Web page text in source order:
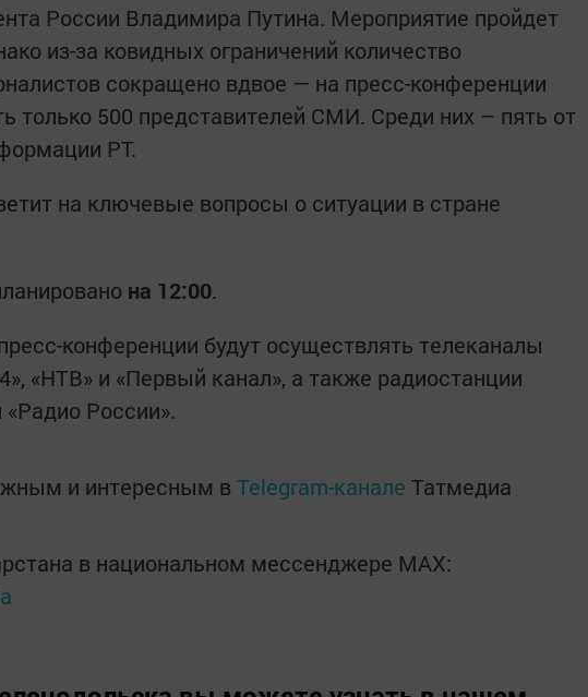
России Владимира Путина. Мероприятие пройдет
из-за ковидных ограничений количество
сокращено вдвое — на пресс-конференции
только 500 представителей СМИ. Среди них – пять от
РТ.
на ключевые вопросы о ситуации в стране
на 12:00.
конференции будут осуществлять телеканалы
«НТВ» и «Первый канал», а также радиостанции
России».
и интересным в Telegram-канале Татмедиа
в национальном мессенджере MАХ: